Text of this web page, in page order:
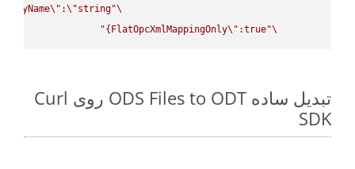
\"
\" :\"string
\"
FlatOpcXmlMappingOnly\" :true}"
تبدیل ساده ODS Files to ODT روی Curl
SDK